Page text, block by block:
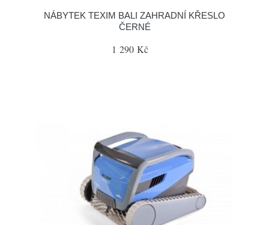
NÁBYTEK TEXIM BALI ZAHRADNÍ KŘESLO
ČERNÉ
1 290 Kč